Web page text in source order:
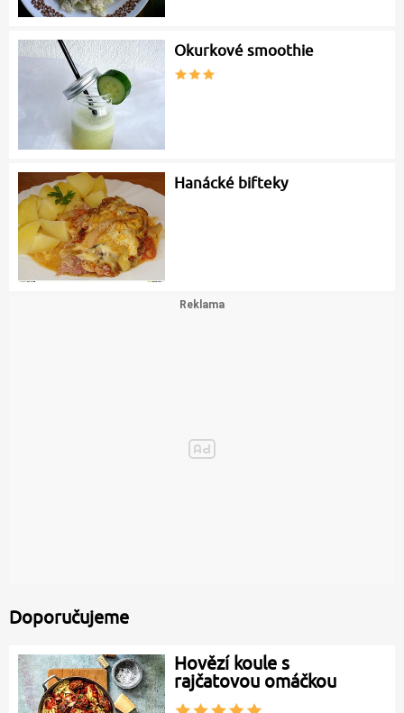
Okurkové smoothie
Hanácké bifteky
Doporučujeme
Hovězí koule s
rajčatovou omáčkou